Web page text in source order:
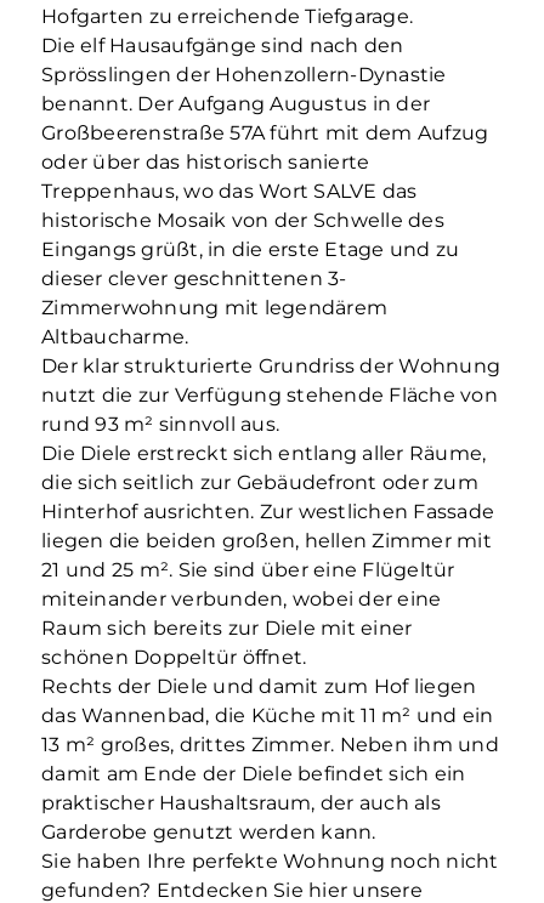
Hofgarten zu erreichende Tiefgarage.
Die elf Hausaufgänge sind nach den
Sprösslingen der Hohenzollern-Dynastie
benannt. Der Aufgang Augustus in der
Großbeerenstraße 57A führt mit dem Aufzug
oder über das historisch sanierte
Treppenhaus, wo das Wort SALVE das
historische Mosaik von der Schwelle des
Eingangs grüßt, in die erste Etage und zu
dieser clever geschnittenen 3-
Zimmerwohnung mit legendärem
Altbaucharme.
Der klar strukturierte Grundriss der Wohnung
nutzt die zur Verfügung stehende Fläche von
rund 93 m² sinnvoll aus.
Die Diele erstreckt sich entlang aller Räume,
die sich seitlich zur Gebäudefront oder zum
Hinterhof ausrichten. Zur westlichen Fassade
liegen die beiden großen, hellen Zimmer mit
21 und 25 m². Sie sind über eine Flügeltür
miteinander verbunden, wobei der eine
Raum sich bereits zur Diele mit einer
schönen Doppeltür öffnet.
Rechts der Diele und damit zum Hof liegen
das Wannenbad, die Küche mit 11 m² und ein
13 m² großes, drittes Zimmer. Neben ihm und
damit am Ende der Diele befindet sich ein
praktischer Haushaltsraum, der auch als
Garderobe genutzt werden kann.
Sie haben Ihre perfekte Wohnung noch nicht
gefunden? Entdecken Sie hier unsere